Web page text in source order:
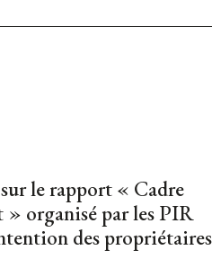
le rapport « Cadre
organisé par les PIR
des propriétaires